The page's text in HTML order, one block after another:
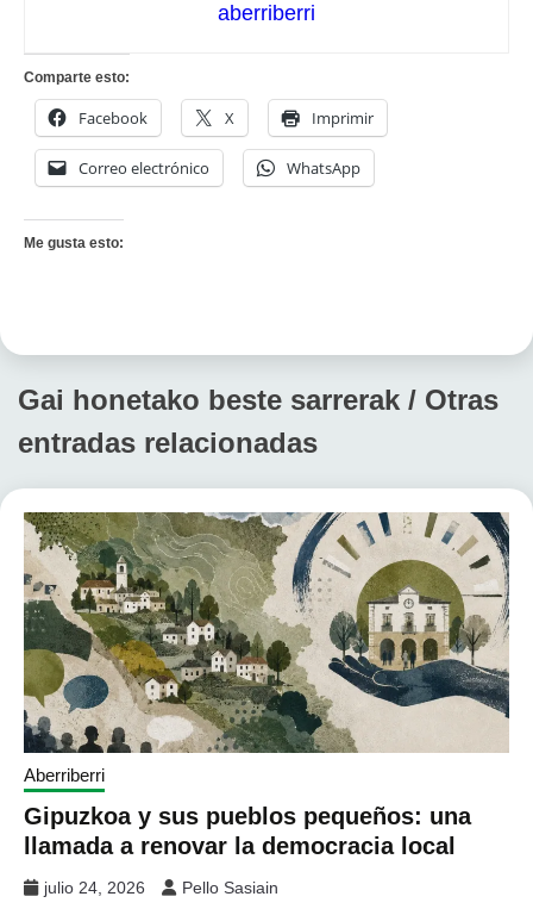
aberriberri
Comparte esto:
Facebook X Imprimir
Correo electrónico WhatsApp
Me gusta esto:
Gai honetako beste sarrerak / Otras
entradas relacionadas
Aberriberri
Gipuzkoa y sus pueblos pequeños: una
llamada a renovar la democracia local
julio 24, 2026 Pello Sasiain